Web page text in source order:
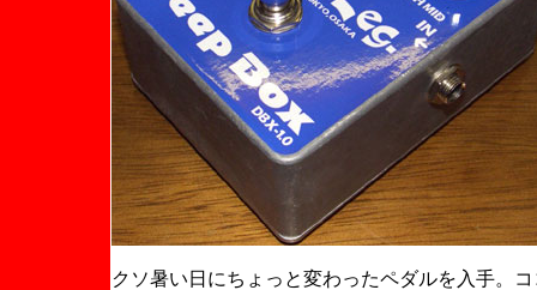
クソ暑い日にちょっと変わったペダルを入手。